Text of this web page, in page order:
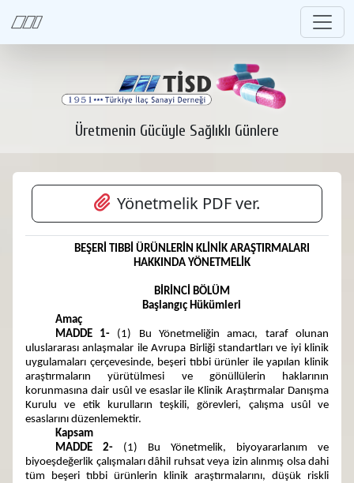
Üretmenin Gücüyle Sağlıklı Günlere
Yönetmelik PDF ver.
BEŞERİ TIBBİ ÜRÜNLERİN KLİNİK ARAŞTIRMALARI
HAKKINDA YÖNETMELİK
BİRİNCİ BÖLÜM
Başlangıç Hükümleri
Amaç
MADDE 1- (1) Bu Yönetmeliğin amacı, taraf olunan
uluslararası anlaşmalar ile Avrupa Birliği standartları ve iyi klinik
uygulamaları çerçevesinde, beşeri tıbbi ürünler ile yapılan klinik
araştırmaların yürütülmesi ve gönüllülerin haklarının
korunmasına dair usûl ve esaslar ile Klinik Araştırmalar Danışma
Kurulu ve etik kurulların teşkili, görevleri, çalışma usûl ve
esaslarını düzenlemektir.
Kapsam
MADDE 2-(1) Bu Yönetmelik, biyoyararlanım ve
biyoeşdeğerlik çalışmaları dâhil ruhsat veya izin alınmış olsa dahi
tüm beşeri tıbbi ürünlerin klinik araştırmalarını, düşük riskli